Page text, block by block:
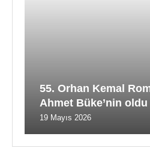
55. Orhan Kemal
Ahmet Büke’nin oldu
19 Mayıs 2026